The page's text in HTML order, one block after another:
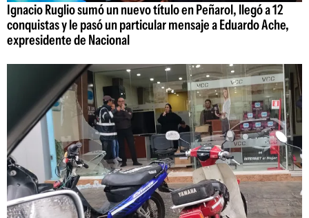
Ignacio Ruglio sumó un nuevo título en Peñarol, llegó a 12
conquistas y le pasó un particular mensaje a Eduardo Ache,
expresidente de Nacional